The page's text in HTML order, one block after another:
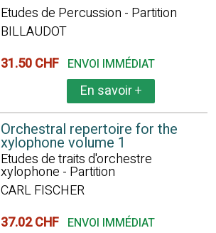
Etudes de Percussion - Partition
BILLAUDOT
31.50 CHF ENVOI IMMÉDIAT
En savoir+
Orchestral repertoire for the
xylophone volume 1
Etudes de traits d'orchestre
xylophone - Partition
CARL FISCHER
37.02 CHF ENVOI IMMÉDIAT